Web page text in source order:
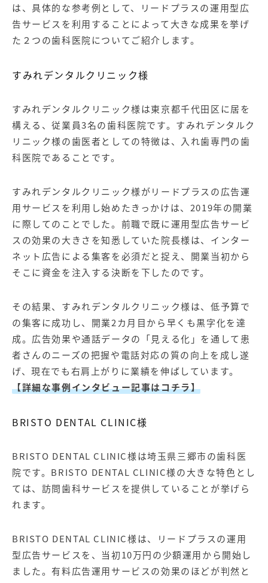
は、具体的な参考例として、リードプラスの運用型広
告サービス を利用することによって大きな成果を挙げ
た２つの歯科医院についてご紹介します。
すみれデンタルクリニック様
すみれデンタルクリニック様は東京都千代田区に居を
構える、従業員3名の歯科医院です。すみれデンタルク
リニック様の歯医者としての特徴は、入れ歯専門の歯
科医院であることです。
すみれデンタルクリニック様がリードプラスの広告運
用サービス を利用し始めたきっかけは、2019年の開業
に際してのことでした。前職で既に運用型広告サービ
スの効果の大きさを知悉していた院長様は、 インター
ネット広告 による集客を必須だと捉え、開業当初から
そこに資金を注入する決断を下したのです。
その結果、すみれデンタルクリニック様は、低予算で
の集客に成功し、開業2カ月目から早くも黒字化を達
成。広告効果や通話データの「見える化」を通して患
者さんのニーズの把握や電話対応の質の向上を成し遂
げ、現在でも右肩上がりに業績を伸ばしています。
【詳細な事例インタビュー記事はコチラ】
BRISTO DENTAL CLINIC様
BRISTO DENTAL CLINIC様は埼玉県三郷市の歯科医
院です。BRISTO DENTAL CLINIC様の大きな特色とし
ては、訪問歯科サービスを提供していることが挙げら
れます。
BRISTO DENTAL CLINIC様は、リードプラスの運用
型広告サービスを、当初10万円の少額運用から開始し
ました。有料広告運用サービスの効果のほどが判然と